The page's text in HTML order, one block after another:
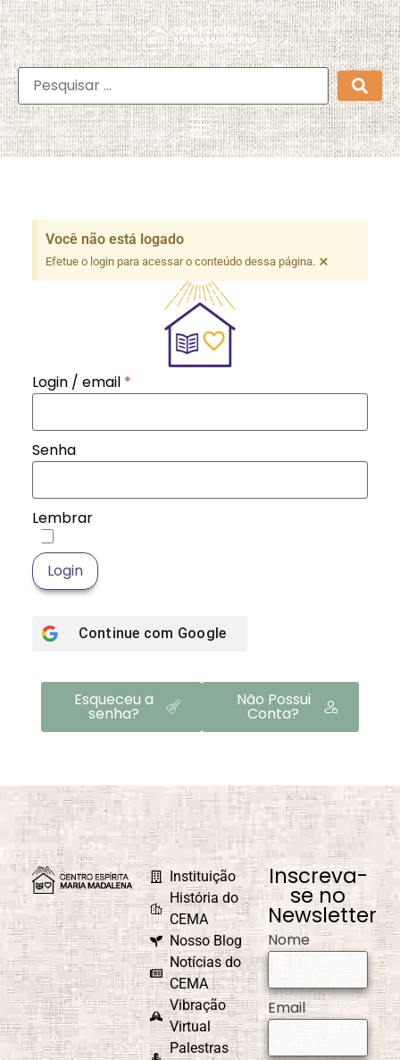
Você não está logado
Efetue o login para acessar o conteúdo dessa página. ×
Login / email *
Senha
Lembrar
Login
Continue com Google
Esqueceu a
senha?
Não Possui
Conta?
Instituição
História do
CEMA
Nosso Blog
Notícias do
CEMA
Vibração
Virtual
Palestras
Inscreva-
se no
Newsletter
Nome
Email